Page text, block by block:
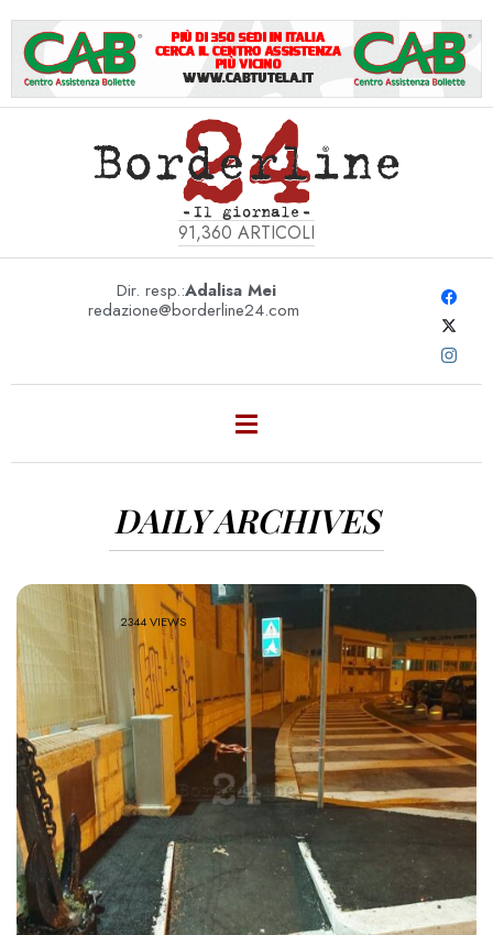
91,360 ARTICOLI
Dir. resp.:Adalisa Mei
redazione@borderline24.com
DAILY ARCHIVES
2344 VIEWS